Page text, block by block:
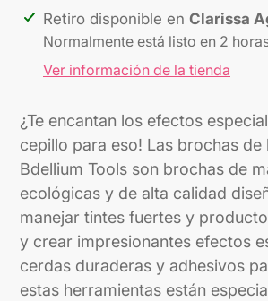
Agregando
producto
carrito
Retiro disponible en Clarissa
Normalmente está listo en 2
Ver información de la tienda
¿Te encantan los efectos
cepillo para eso! Las brochas de
Bdellium Tools son brochas de
ecológicas y de alta calidad
manejar tintes fuertes y
y crear impresionantes efectos
cerdas duraderas y adhesivos
estas herramientas están